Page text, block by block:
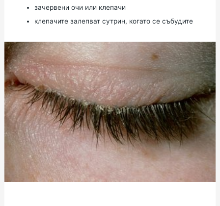
зачервени очи или клепачи
клепачите залепват сутрин, когато се събудите